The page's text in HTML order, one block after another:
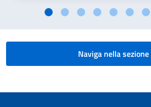
Naviga nella sezione